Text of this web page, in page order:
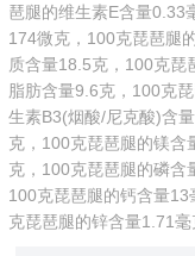
琶腿的维生素E含量0.33
174微克，100克琵琶腿
质含量18.5克，100克琵
脂肪含量9.6克，100克
生素B3(烟酸/尼克酸)含
克，100克琵琶腿的镁含
克，100克琵琶腿的磷含
100克琵琶腿的钙含量
克琵琶腿的锌含量1.71